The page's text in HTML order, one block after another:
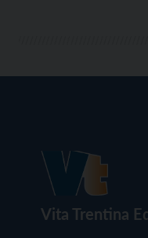
Vita Trentina